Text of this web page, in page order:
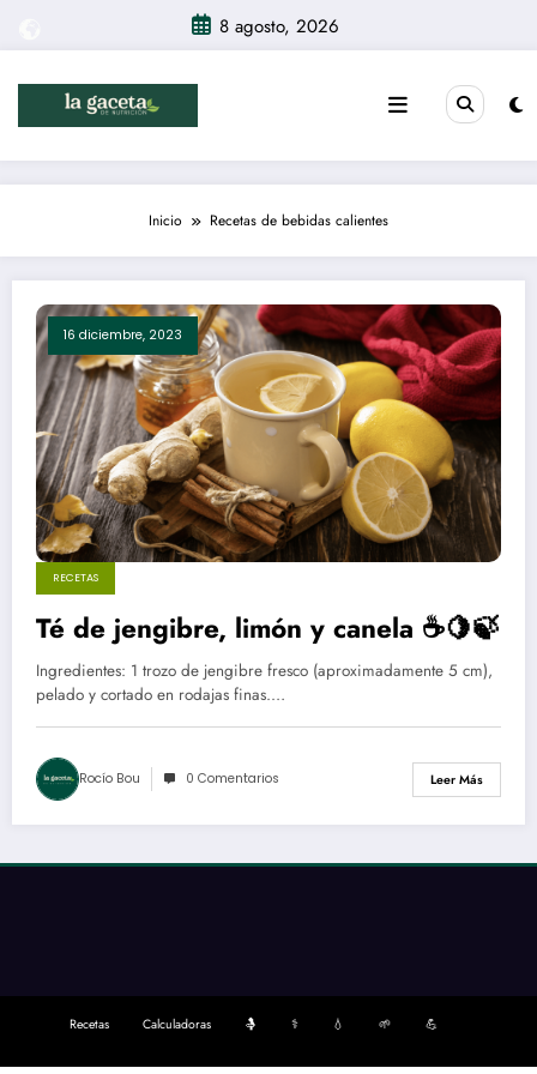
contenido
8 agosto, 2026
Inicio Recetas de bebidas calientes
16 diciembre, 2023
RECETAS
Té de jengibre, limón y canela ☕🍋🍃
Ingredientes: 1 trozo de jengibre fresco (aproximadamente 5 cm),
pelado y cortado en rodajas finas.…
Rocío Bou 0 Comentarios Leer Más
Recetas Calculadoras 🤱 ⚕️ 💧 🌱 💪